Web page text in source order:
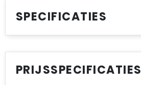
SPECIFICATIES
PRIJSSPECIFICATIES